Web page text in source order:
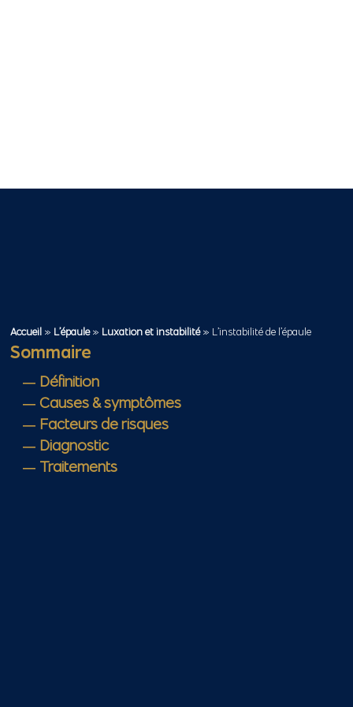
Accueil » L’épaule» Luxation et instabilité» L’instabilité de l’épaule
Sommaire
Définition
Causes & symptômes
Facteurs de risques
Diagnostic
Traitements